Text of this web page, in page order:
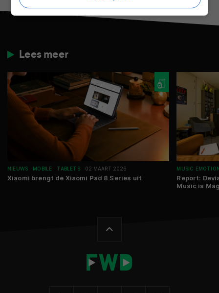
Lees meer
NIEUWS MOBILE TABLETS 02 MAART 2026
Xiaomi brengt de Xiaomi Pad 8 Series uit
MUSIC
Report:
Music is